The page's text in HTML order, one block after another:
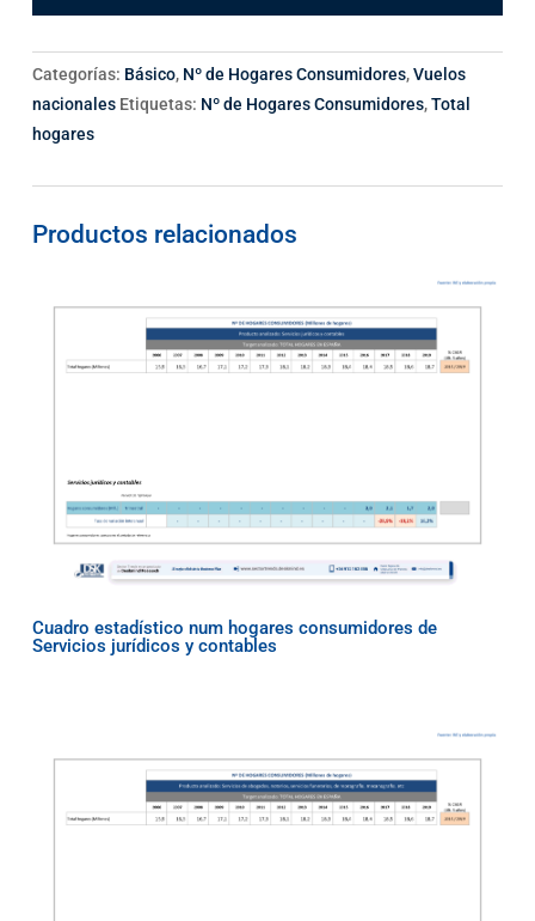
Categorías: Básico, Nº de Hogares Consumidores,Vuelos
nacionales Etiquetas: Nº de Hogares Consumidores,Total
hogares
Productos relacionados
Cuadro estadístico num hogares consumidores de
Servicios jurídicos y contables